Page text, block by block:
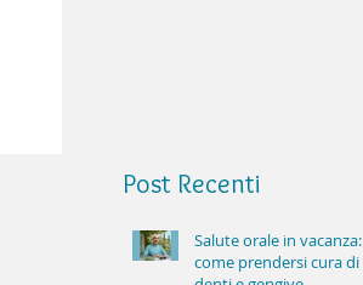
Post Recenti
Salute orale in vacanza:
come prendersi cura di